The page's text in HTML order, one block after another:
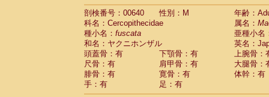
剖検番号：00640
性別：M
年齢：
科名：Cercopithecidae
属名：
種小名： fuscata
亜種小名
和名：ヤクニホンザル
英名：
頭蓋骨：有
下顎骨：有
上腕骨：
尺骨：有
肩甲骨：有
大腿骨：
腓骨：有
寛骨：有
体幹：有
手：有
足：有